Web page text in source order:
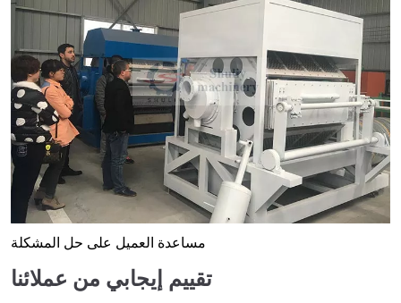
مساعدة العميل على حل المشكلة
تقييم إيجابي من عملائنا